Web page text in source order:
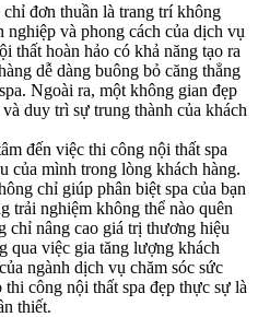
đơn thuần là trang trí không
nghiệp và phong cách của dịch vụ
thất hoàn hảo có khả năng tạo ra
dễ dàng buông bỏ căng thẳng
Ngoài ra, một không gian đẹp
duy trì sự trung thành của khách
đến việc thi công nội thất spa
của mình trong lòng khách hàng.
chỉ giúp phân biệt spa của bạn
trải nghiệm không thể nào quên
chỉ nâng cao giá trị thương hiệu
qua việc gia tăng lượng khách
ngành dịch vụ chăm sóc sức
công nội thất spa đẹp thực sự là
thiết.